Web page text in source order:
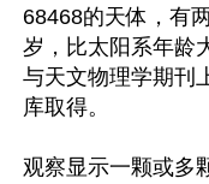
68468的天体，有
岁，比太阳系年龄
与天文物理学期刊
库取得。
观察显示一颗或多